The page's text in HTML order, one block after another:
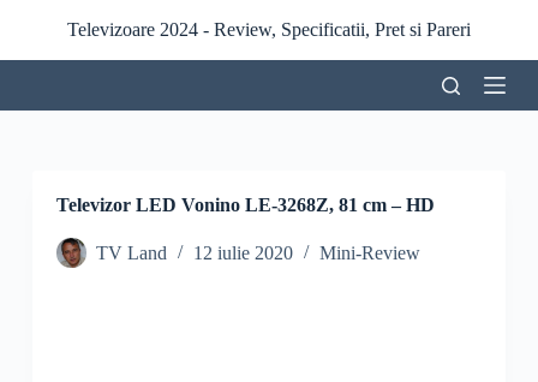
r
l
Televizoare 2024 - Review, Specificatii, Pret si Pareri
Televizor LED Vonino LE-3268Z, 81 cm – HD
TV Land 12 iulie 2020 Mini-Review